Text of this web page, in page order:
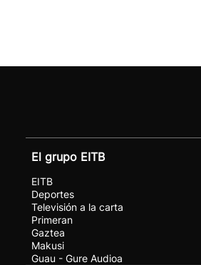
El grupo EITB
EITB
Deportes
Televisión a la carta
Primeran
Gaztea
Makusi
Guau - Gure Audioa